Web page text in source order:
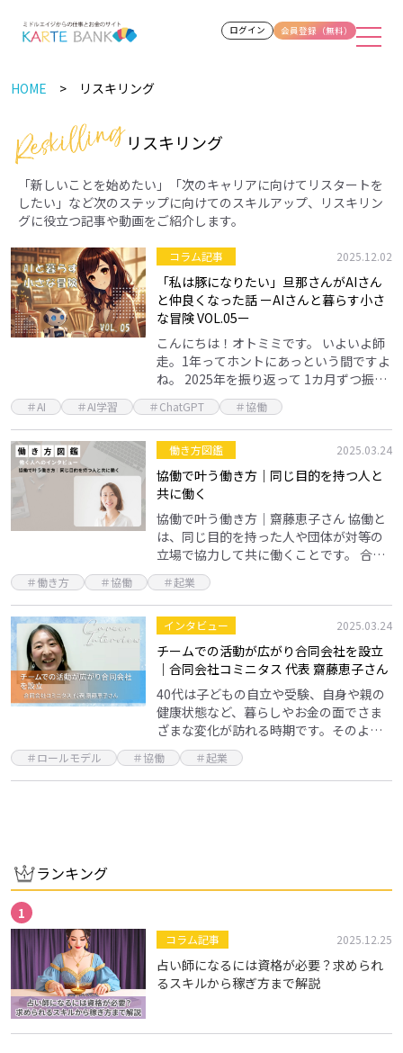
ログイン 会員登録（無料）
HOME リスキリング
リスキリング
「新しいことを始めたい」「次のキャリアに向けてリスタートを
したい」など次のステップに向けてのスキルアップ、リスキリン
グに役立つ記事や動画をご紹介します。
コラム記事 2025.12.02
「私は豚になりたい」旦那さんがAIさん
と仲良くなった話 ーAIさんと暮らす小さ
な冒険 VOL.05ー
こんにちは！オトミミです。 いよいよ師
走。1年ってホントにあっという間ですよ
ね。 2025年を振り返って 1カ月ずつ振り
返ると、2025年結構色々イベントがあっ
て。 出会いあり、仕事あり、ハプニング
あ…
＃AI ＃AI学習 ＃ChatGPT ＃協働
働き方図鑑 2025.03.24
協働で叶う働き方｜同じ目的を持つ人と
共に働く
協働で叶う働き方｜齋藤恵子さん 協働と
は、同じ目的を持った人や団体が対等の
立場で協力して共に働くことです。 合同
会社を立ち上げ、チームの仲間と協働す
ることで、さまざまな事業に取り組む齋
藤恵子さんにお話…
＃働き方 ＃協働 ＃起業
インタビュー 2025.03.24
チームでの活動が広がり合同会社を設立
｜合同会社コミニタス 代表 齋藤恵子さん
40代は子どもの自立や受験、自身や親の
健康状態など、暮らしやお金の面でさま
ざまな変化が訪れる時期です。そのよう
な環境の変化に応じて、長期離職からの
再就業やキャリアチェンジを考える女性
も多いのではないで…
＃ロールモデル ＃協働 ＃起業
ランキング
コラム記事 2025.12.25
占い師になるには資格が必要？求められ
るスキルから稼ぎ方まで解説